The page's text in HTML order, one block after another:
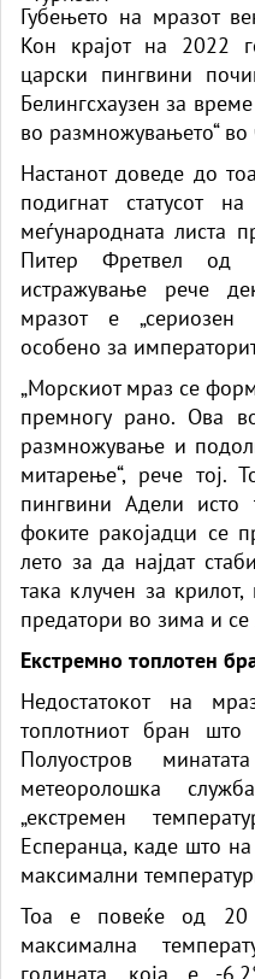
Губењето на мразот
Кон крајот на 2022
царски пингвини
Белингсхаузен за
во размножувањето“
Настанот доведе до
подигнат статусот
меѓународната листа
Питер Фретвел од
истражување рече
мразот е „сериозен
особено за
„Морскиот мраз се
премногу рано. Ова
размножување и
митарење“, рече тој.
пингвини Адели исто
фоките ракојадци се
лето за да најдат
така клучен за
предатори во зима и се
Екстремно топлотен
Недостатокот на
топлотниот бран што
Полуостров
метеоролошка
„екстремен
Есперанца, каде што
максимални
Тоа е повеќе од 20
максимална
годината, која е -